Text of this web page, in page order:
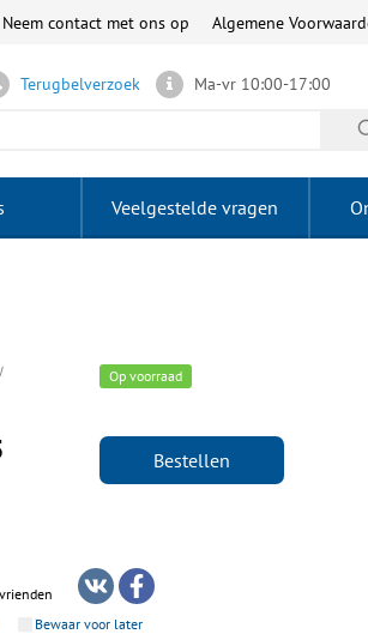
Neem contact met ons op Algemene
Terugbelverzoek
Ma-vr 10:00-17:00
Veelgestelde vragen
Op voorraad
Bestellen
Bewaar voor later